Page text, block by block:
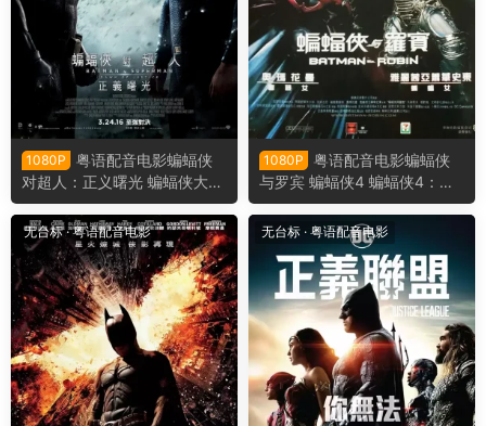
1080P
粤语配音电影蝙蝠侠
对超人：正义曙光 蝙蝠侠大战
超人：正义黎明 蝙蝠侠大战超
人 Batman v Superman: Daw
n of Justice
1080P
粤语配音电影蝙蝠侠
与罗宾 蝙蝠侠4 蝙蝠侠4：急
冻人 Batman & Robin
无台标·粤语配音电影 无台标 · 粤语配音电影